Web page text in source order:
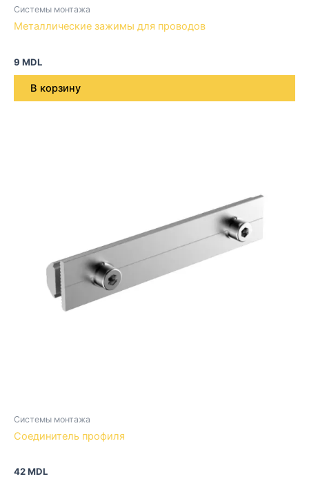
Системы монтажа
Металлические зажимы для проводов
9 MDL
В корзину
Системы монтажа
Соединитель профиля
42MDL